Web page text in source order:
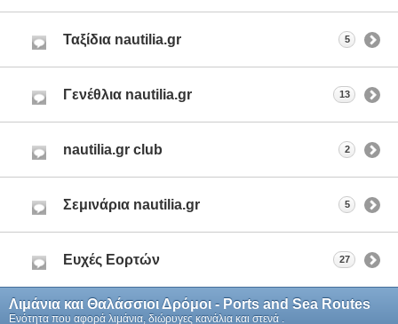
Ταξίδια nautilia.gr 5
Γενέθλια nautilia.gr 13
nautilia.gr club 2
Σεμινάρια nautilia.gr 5
Ευχές Εορτών 27
Λιμάνια και Θαλάσσιοι Δρόμοι - Ports and Sea Routes
Ενότητα που αφορά λιμάνια, διώρυγες κανάλια και στενά .